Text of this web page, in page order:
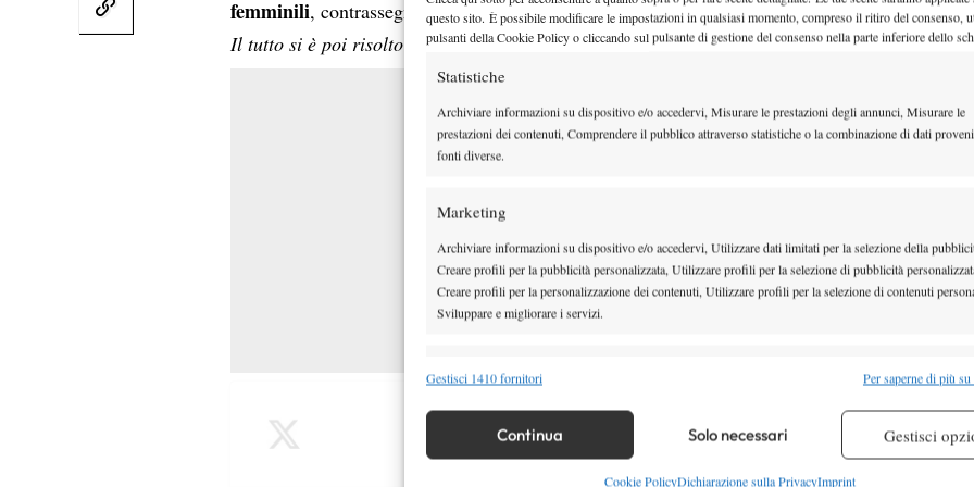
questo sito. È possibile modificare le impostazioni in qualsiasi momento, compreso il ritiro del consenso,
pulsanti della Cookie Policy o cliccando sul pulsante di gestione del consenso nella parte inferiore dello
Statistiche
Archiviare informazioni su dispositivo e/o accedervi, Misurare le prestazioni degli annunci, Misurare le
prestazioni dei contenuti, Comprendere il pubblico attraverso statistiche o la combinazione di dati
fonti diverse.
Marketing
Archiviare informazioni su dispositivo e/o accedervi, Utilizzare dati limitati per la selezione della
Creare profili per la pubblicità personalizzata, Utilizzare profili per la selezione di pubblicità
Creare profili per la personalizzazione dei contenuti, Utilizzare profili per la selezione di contenuti
Sviluppare e migliorare i servizi.
Funzionalità
Identificare i dispositivi in base alle informazioni trasmesse automaticamente.
Gestisci 1410 fornitori Per saperne di più
Continua Solo necessari Gestisci
Cookie PolicyDichiarazione sulla PrivacyImprint
femminili, contrassegnate da un segno di colore rosso.
Il tutto si è poi risolto fra le risate generali di arbitro, giocatori e pubblico…